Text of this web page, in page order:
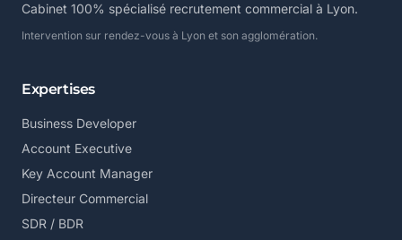
Cabinet 100% spécialisé recrutement commercial à Lyon.
Intervention sur rendez-vous à Lyon et son agglomération.
Expertises
Business Developer
Account Executive
Key Account Manager
Directeur Commercial
SDR / BDR